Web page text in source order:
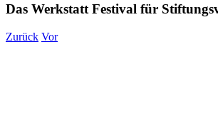
Das Werkstatt Festival für
Zurück Vor